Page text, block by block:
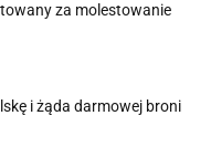
za molestowanie
i żąda darmowej broni